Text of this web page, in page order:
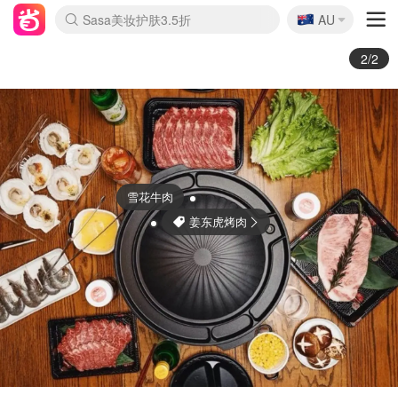
Sasa美妆护肤3.5折
🇦🇺
AU
我咬了一口看看里面开心果
奇异果
小不列颠晒晒君
Guerlain 娇兰
1/2